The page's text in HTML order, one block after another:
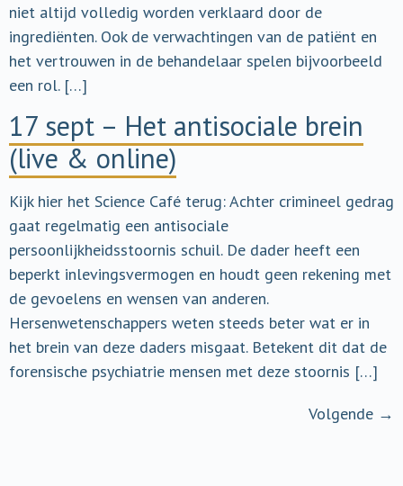
niet altijd volledig worden verklaard door de
ingrediënten. Ook de verwachtingen van de patiënt en
het vertrouwen in de behandelaar spelen bijvoorbeeld
een rol. […]
17 sept – Het antisociale brein
(live & online)
Kijk hier het Science Café terug: Achter crimineel gedrag
gaat regelmatig een antisociale
persoonlijkheidsstoornis schuil. De dader heeft een
beperkt inlevingsvermogen en houdt geen rekening met
de gevoelens en wensen van anderen.
Hersenwetenschappers weten steeds beter wat er in
het brein van deze daders misgaat. Betekent dit dat de
forensische psychiatrie mensen met deze stoornis […]
Volgende →